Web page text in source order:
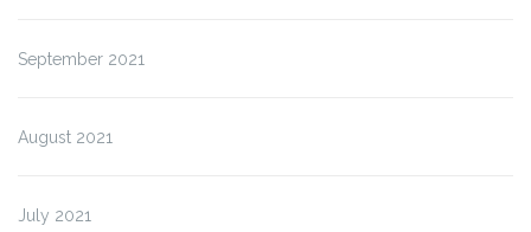
September 2021
August 2021
July 2021